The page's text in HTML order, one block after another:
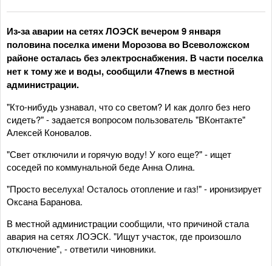
Из-за аварии на сетях ЛОЭСК вечером 9 января
половина поселка имени Морозова во Всеволожском
районе осталась без электроснабжения. В части поселка
нет к тому же и воды, сообщили 47news в местной
администрации.
"Кто-нибудь узнавал, что со светом? И как долго без него
сидеть?" - задается вопросом пользователь "ВКонтакте"
Алексей Коновалов.
"Свет отключили и горячую воду! У кого еще?" - ищет
соседей по коммунальной беде Анна Олина.
"Просто веселуха! Осталось отопление и газ!" - иронизирует
Оксана Баранова.
В местной администрации сообщили, что причиной стала
авария на сетях ЛОЭСК. "Ищут участок, где произошло
отключение", - ответили чиновники.